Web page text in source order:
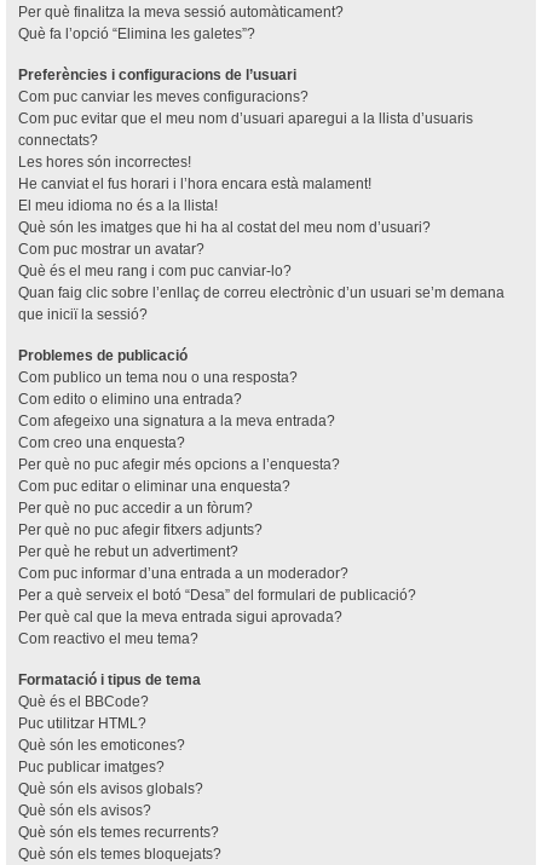
Per què finalitza la meva sessió automàticament?
Què fa l’opció “Elimina les galetes”?
Preferències i configuracions de l’usuari
Com puc canviar les meves configuracions?
Com puc evitar que el meu nom d’usuari aparegui a la llista d’usuaris
connectats?
Les hores són incorrectes!
He canviat el fus horari i l’hora encara està malament!
El meu idioma no és a la llista!
Què són les imatges que hi ha al costat del meu nom d’usuari?
Com puc mostrar un avatar?
Què és el meu rang i com puc canviar-lo?
Quan faig clic sobre l’enllaç de correu electrònic d’un usuari se’m demana
que iniciï la sessió?
Problemes de publicació
Com publico un tema nou o una resposta?
Com edito o elimino una entrada?
Com afegeixo una signatura a la meva entrada?
Com creo una enquesta?
Per què no puc afegir més opcions a l’enquesta?
Com puc editar o eliminar una enquesta?
Per què no puc accedir a un fòrum?
Per què no puc afegir fitxers adjunts?
Per què he rebut un advertiment?
Com puc informar d’una entrada a un moderador?
Per a què serveix el botó “Desa” del formulari de publicació?
Per què cal que la meva entrada sigui aprovada?
Com reactivo el meu tema?
Formatació i tipus de tema
Què és el BBCode?
Puc utilitzar HTML?
Què són les emoticones?
Puc publicar imatges?
Què són els avisos globals?
Què són els avisos?
Què són els temes recurrents?
Què són els temes bloquejats?